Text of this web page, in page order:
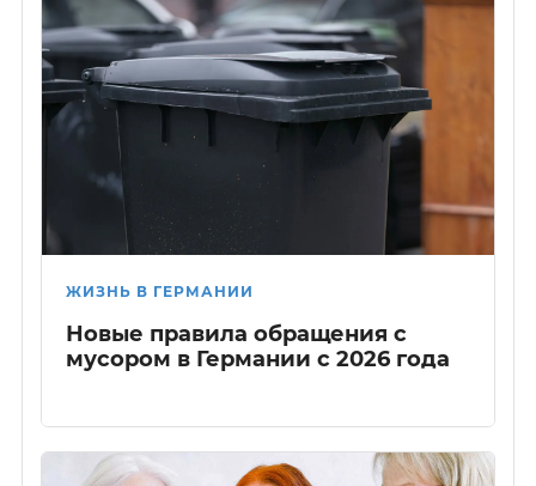
ЖИЗНЬ В ГЕРМАНИИ
Новые правила обращения с
мусором в Германии с 2026 года